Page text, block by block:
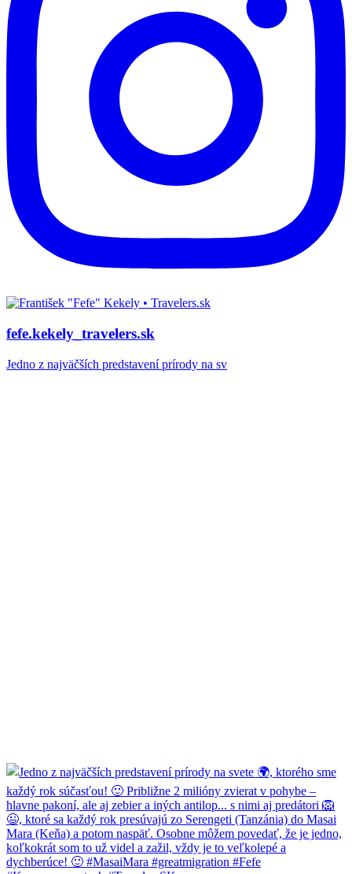
fefe.kekely_travelers.sk
Jedno z najväčších predstavení prírody na sv